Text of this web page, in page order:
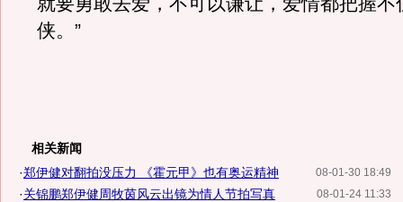
侠。”
相关新闻
08-01-30 18:49
·郑伊健对翻拍没压力 《霍元甲》也有奥运精神
08-01-24 11:33
·关锦鹏郑伊健周牧茵风云出镜为情人节拍写真